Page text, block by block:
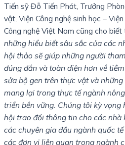
Tiến sỹ Đỗ Tiến Phát, Trưởng
vật, Viện Công nghệ sinh học –
Công nghệ Việt Nam cũng cho biết
những hiểu biết sâu sắc của các
hội thảo sẽ giúp những người
đúng đắn và toàn diện hơn về
sửa bộ gen trên thực vật và
mang lại trong thực tế ngành
triển bền vững. Chúng tôi kỳ
hội trao đổi thông tin cho các nhà
các chuyên gia đầu ngành quốc
các đơn vị liên quan trong ngành